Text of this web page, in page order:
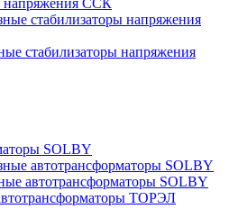
напряжения ССК
стабилизаторы напряжения
стабилизаторы напряжения
SOLBY
автотрансформаторы SOLBY
автотрансформаторы SOLBY
ТОРЭЛ